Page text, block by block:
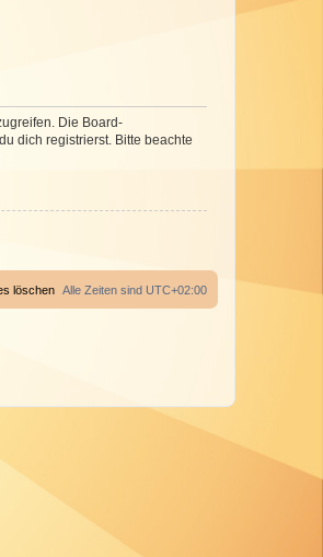
Die Board-
dich registrierst. Bitte beachte
Alle Zeiten sind UTC+02:00
löschen